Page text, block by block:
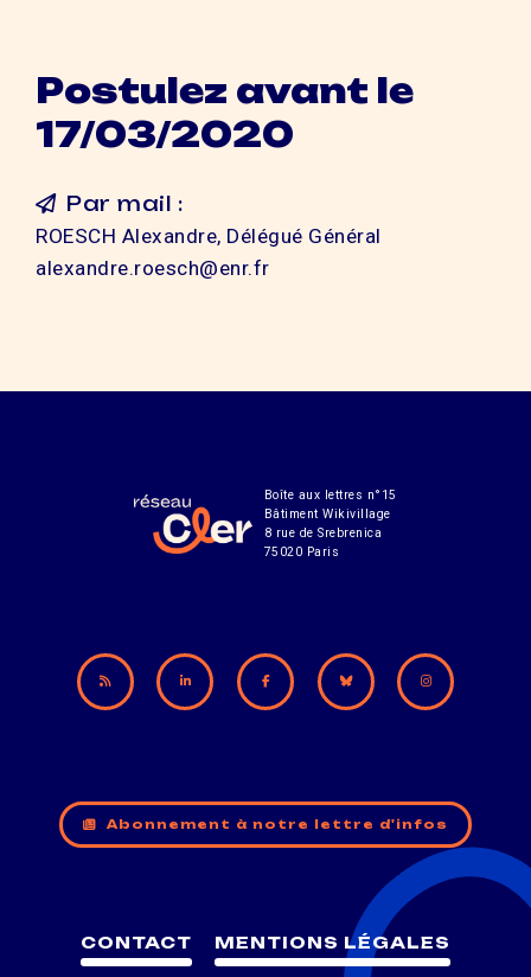
Postulez avant le
17/03/2020
Par mail :
ROESCH Alexandre, Délégué Général
alexandre.roesch@enr.fr
Boîte aux lettres n°15
Bâtiment Wikivillage
8 rue de Srebrenica
75020 Paris
Abonnement à notre lettre d'infos
CONTACT MENTIONS LÉGALES